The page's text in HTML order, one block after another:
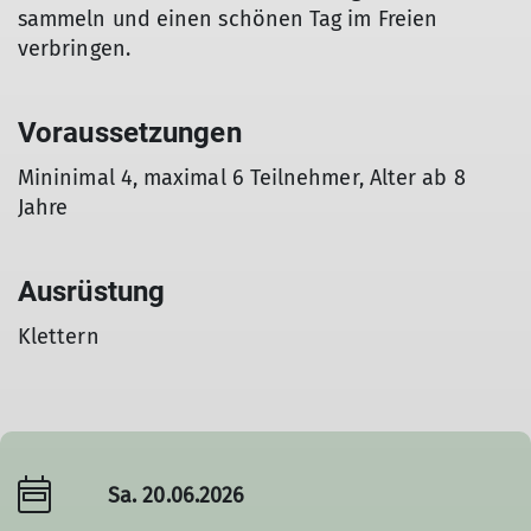
sammeln und einen schönen Tag im Freien
verbringen.
Voraussetzungen
Mininimal 4, maximal 6 Teilnehmer, Alter ab 8
Jahre
Ausrüstung
Klettern
Sa. 20.06.2026